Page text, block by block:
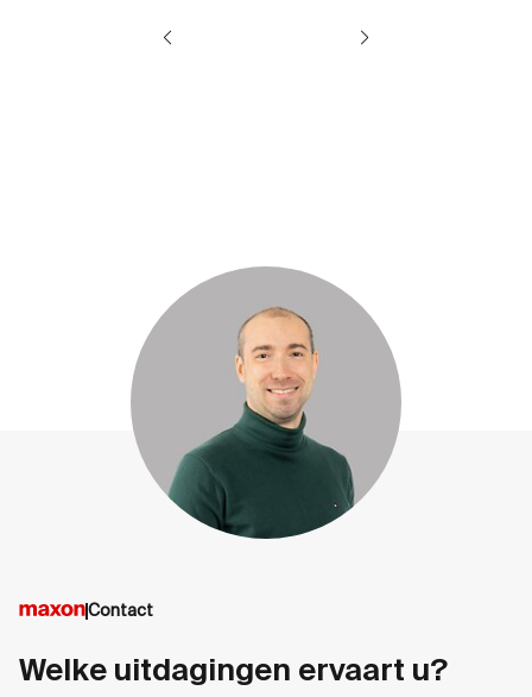
Contact
Welke uitdagingen ervaart u?